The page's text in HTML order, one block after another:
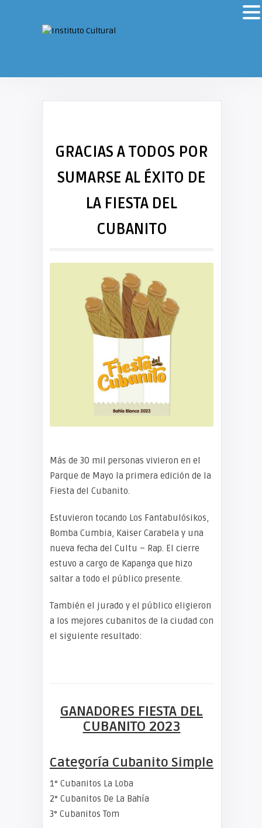
GRACIAS A TODOS POR
SUMARSE AL ÉXITO DE
LA FIESTA DEL
CUBANITO
Más de 30 mil personas vivieron en el
Parque de Mayo la primera edición de la
Fiesta del Cubanito.
Estuvieron tocando Los Fantabulósikos,
Bomba Cumbia, Kaiser Carabela y una
nueva fecha del Cultu – Rap. El cierre
estuvo a cargo de Kapanga que hizo
saltar a todo el público presente.
También el jurado y el público eligieron
a los mejores cubanitos de la ciudad con
el siguiente resultado:
GANADORES FIESTA DEL
CUBANITO 2023
Categoría Cubanito Simple
1° Cubanitos La Loba
2° Cubanitos De La Bahía
3° Cubanitos Tom